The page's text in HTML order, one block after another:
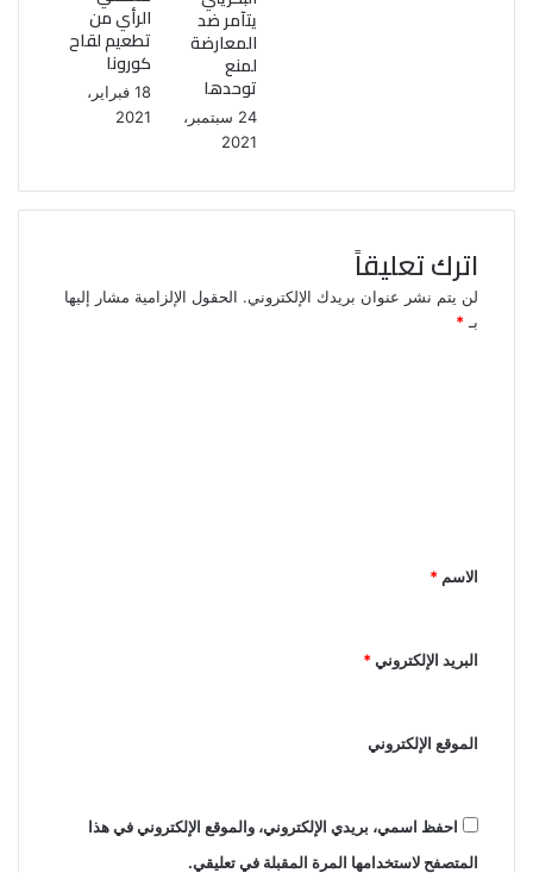
يتآمر ضد
المعارضة
لمنع
توحدها
24 سبتمبر،
2021
الرأي من
تطعيم لقاح
كورونا
18 فبراير،
2021
اترك تعليقاً
لن يتم نشر عنوان بريدك الإلكتروني. الحقول الإلزامية مشار إليها
بـ *
ق
الاسم *
البريد الإلكتروني*
الموقع الإلكتروني
احفظ اسمي، بريدي الإلكتروني، والموقع الإلكتروني في هذا
المتصفح لاستخدامها المرة المقبلة في تعليقي.